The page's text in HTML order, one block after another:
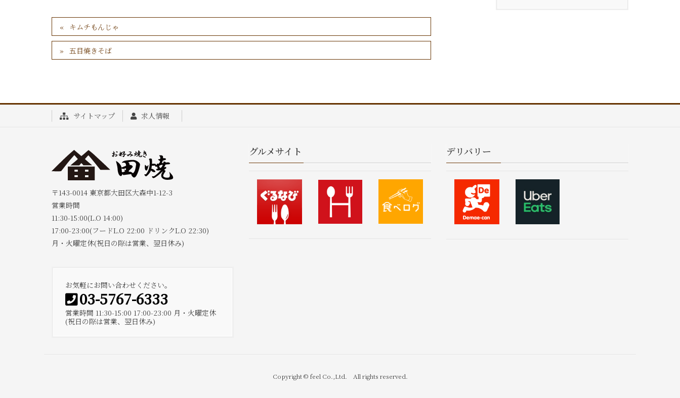
キムチもんじゃ
五目焼きそば
サイトマップ 求人情報
〒143-0014 東京都大田区大森中1-12-3
営業時間
11:30-15:00(L.O 14:00)
17:00-23:00(フードL.O 22:00 ドリンクL.O 22:30)
月・火曜定休(祝日の際は営業、翌日休み)
お気軽にお問い合わせください。
03-5767-6333
営業時間 11:30-15:00 17:00-23:00 月・火曜定休
(祝日の際は営業、翌日休み)
グルメサイト デリバリー
Copyright © feel Co.,Ltd. All rights reserved.